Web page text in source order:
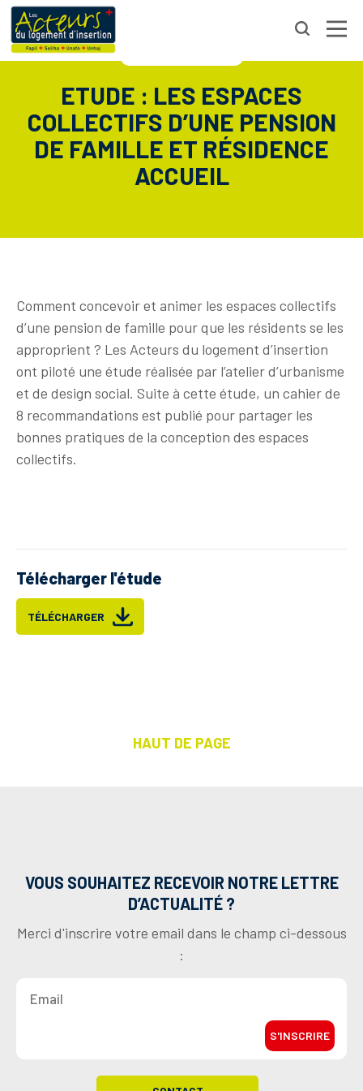
RETOUR
ETUDE : LES ESPACES
COLLECTIFS D’UNE PENSION
DE FAMILLE ET RÉSIDENCE
ACCUEIL
Comment concevoir et animer les espaces collectifs
d’une pension de famille pour que les résidents se les
approprient ? Les Acteurs du logement d’insertion
ont piloté une étude réalisée par l’atelier d’urbanisme
et de design social. Suite à cette étude, un cahier de
8 recommandations est publié pour partager les
bonnes pratiques de la conception des espaces
collectifs.
Télécharger l'étude
TÉLÉCHARGER
HAUT DE PAGE
VOUS SOUHAITEZ RECEVOIR NOTRE LETTRE
D’ACTUALITÉ ?
Merci d'inscrire votre email dans le champ ci-dessous
:
S'INSCRIRE